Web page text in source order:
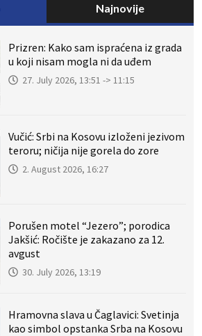
Najnovije
Prizren: Kako sam ispraćena iz grada
u koji nisam mogla ni da uđem
27. July 2026, 13:51 -> 11:15
Vučić: Srbi na Kosovu izloženi jezivom
teroru; ničija nije gorela do zore
2. August 2026, 16:27
Porušen motel “Jezero”; porodica
Jakšić: Ročište je zakazano za 12.
avgust
30. July 2026, 13:19
Hramovna slava u Čaglavici: Svetinja
kao simbol opstanka Srba na Kosovu